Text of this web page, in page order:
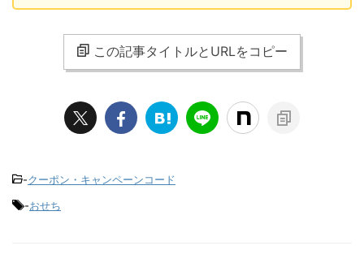
板前魂の花籠、 板前魂の祝寿、 板前魂の
の春小箱、 板前魂の八宝、 板前魂の小桜
（2個セット）、 板前魂の小桜（3個セッ
せち 、 板前魂のおつまみおせち
200円割
板前魂の百福、 板前魂の万里、 板前魂の
子ども用おせち、 板前魂の肉三昧おせち、
この記事タイトルとURLをコピー
-クーポン・キャンペーンコード
-おせち